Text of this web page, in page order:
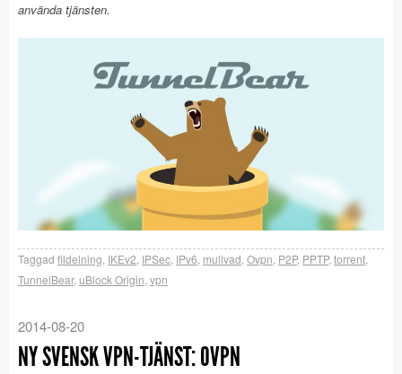
använda tjänsten.
Taggad fildelning IKEv2 IPSec IPv6 mullvad Ovpn P2P, PPTP, torrent
TunnelBear, uBlock Origin vpn
2014-08-20
NY SVENSK VPN-TJÄNST: OVPN